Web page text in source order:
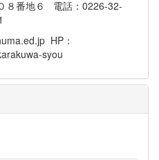
８番地６ 電話：0226-32-
HP：
syou